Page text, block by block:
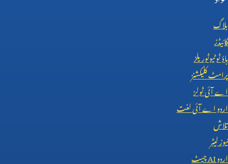
بلاگ
گائیڈز
ہاؤ ٹو ٹیوٹوریلز
پرامٹ کلیکشنز
اے آئی ٹولز
اردو اے آئی لغت
تلاش
نیوز لیٹر
اردوAIچیٹ